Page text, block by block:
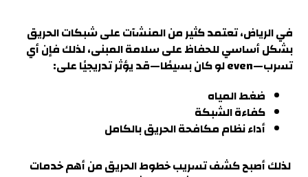
في الرياض، تعتمد كثير من المنشآت على شبكات الحريق
بشكل أساسي للحفاظ على سلامة المبنى، لذلك فإن أي
تسرب—even لو كان بسيطًا—قد يؤثر تدريجيًا على:
ضغط المياه
كفاءة الشبكة
أداء نظام مكافحة الحريق بالكامل
لذلك أصبح كشف تسريب خطوط الحريق من أهم خدمات